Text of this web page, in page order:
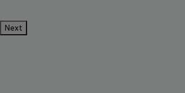
Next